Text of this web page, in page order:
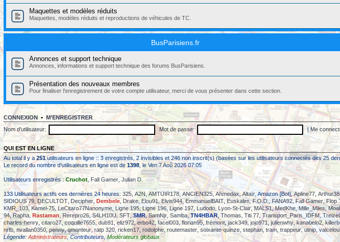
Maquettes et modèles réduits
Maquettes, modèles réduits et reproductions de véhicules de TC.
BusParisiens.fr
Annonces et support technique
Annonces, informations et support technique des forums BusParisiens.
Présentation des nouveaux membres
Pour finaliser l'enregistrement de votre compte utilisateur, merci de vous présenter dans cette section.
CONNEXION • M’ENREGISTRER
Nom d’utilisateur:
Mot de passe: |Me
QUI EST EN LIGNE
Au total il y a 251utilisateurs en ligne :: 3 enregistrés, 2 invisibles et 246 non inscrit(s) (basées sur les utilisateurs connectés des 25
Le record du nombre d’utilisateurs en ligne est de1398, le Ven 7 Aoû 2026 07:05
Utilisateurs enregistrés :Cruchot Fall Gamer ,Julian D.
133 Utilisateurs actifs ces dernières 24 heures: 325 A2N AMTUIR178,ANCIEN325 ,Ahmedax,Altaïr , Amazon [Bot],Apline77
SIDIOUS 79 DECULTOT Decipher Dembele Drake, Elou91,Elvis944,EmmanuelBAIT ,Euskalim,F.O.D.,FANA92,Fall Gamer ,Flop
KMR_103,Kamel-75 LeCitaro77Nanonyme,Ligne 195,Ligne 196 Ligne 197 Ludodo Lyon-St-Clair ,MALS1,MedKhe,Mille_Miles ,
94,Rapha ,Rastaman,Rerepro26 ,S4LH10U,SFT,SMR,SamNjr Samba ,TN4HBAR,Thomas Titi 77 Transport_Paris_IDFM,
charles-henry, citaro27, coquille7655 ,dub91 ,eliz972,erbo42 facel003 florian95, frémont,jack349 jojo971 julienwhy kanabelo2 ,
nrfb nvallan0350,penny,qmonteur,ratp 320 ricken17 rodolphe routemaster soixante-quinze stephan tram trappeur,utnip
Légende: Administrateurs,Contributeurs,Modérateurs globaux